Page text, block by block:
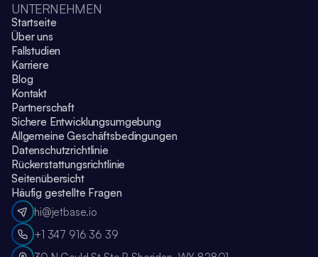
UNTERNEHMEN
Startseite
Über uns
Fallstudien
Karriere
Blog
Kontakt
Partnerschaft
Sichere Entwicklungsumgebung
Allgemeine Geschäftsbedingungen
Datenschutzrichtlinie
Rückerstattungsrichtlinie
Seitenübersicht
Häufig gestellte Fragen
hi@jetbase.io
+1 347 916 36 39